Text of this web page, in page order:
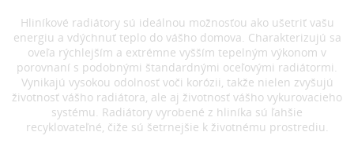
Hliníkové radiátory sú ideálnou možnosťou ako ušetriť vašu
energiu a vdýchnuť teplo do vášho domova. Charakterizujú sa
oveľa rýchlejším a extrémne vyšším tepelným výkonom v
porovnaní s podobnými štandardnými oceľovými radiátormi.
Vynikajú vysokou odolnosť voči korózii, takže nielen zvyšujú
životnosť vášho radiátora, ale aj životnosť vášho vykurovacieho
systému. Radiátory vyrobené z hliníka sú ľahšie
recyklovateľné, čiže sú šetrnejšie k životnému prostrediu.